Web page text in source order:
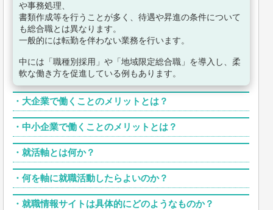
や事務処理、
書類作成等を行うことが多く、待遇や昇進の条件について
も総合職とは異なります。
一般的には転勤を伴わない業務を行います。
中には「職種別採用」や「地域限定総合職」を導入し、柔
軟な働き方を促進している例もあります。
・ 大企業で働くことのメリットとは？
・ 中小企業で働くことのメリットとは？
・ 就活軸とは何か？
・ 何を軸に就職活動したらよいのか？
・ 就職情報サイトは具体的にどのようなものか？